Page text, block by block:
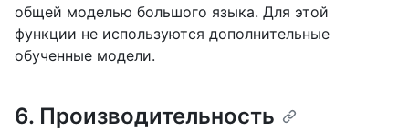
общей моделью большого языка. Для этой
функции не используются дополнительные
обученные модели.
6. Производительность